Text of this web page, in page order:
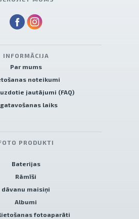
INFORMĀCIJA
Par mums
noteikumi
jautājumi (FAQ)
laiks
PRODUKTI
Baterijas
Rāmīši
dāvanu maisiņi
Albumi
fotoaparāti